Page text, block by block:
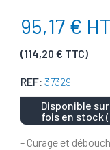
95,17 € HT
(114,20 € TTC)
REF: 37329
Disponible
fois en stock
- Curage et